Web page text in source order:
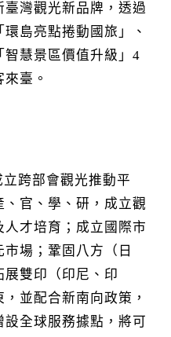
灣觀光新品牌，透過
環島亮點捲動國旅」、
智慧景區價值升級」4
臺。
立跨部會觀光推動平
官、學、研，成立觀
才培育；成立國際市
場；鞏固八方（日
雙印（印尼、印
並配合新南向政策，
全球服務據點，將可